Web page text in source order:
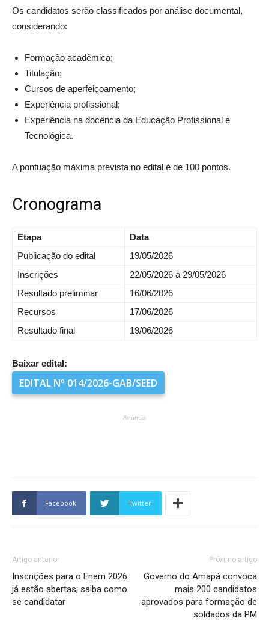
Os candidatos serão classificados por análise documental,
considerando:
Formação acadêmica;
Titulação;
Cursos de aperfeiçoamento;
Experiência profissional;
Experiência na docência da Educação Profissional e
Tecnológica.
A pontuação máxima prevista no edital é de 100 pontos.
Cronograma
Etapa
Data
Publicação do edital
19/05/2026
Inscrições
22/05/2026 a 29/05/2026
Resultado preliminar
16/06/2026
Recursos
17/06/2026
Resultado final
19/06/2026
Baixar edital:
EDITAL Nº 014/2026-GAB/SEED
Anúncio
Facebook Twitter
Artigo anterior
Inscrições para o Enem 2026
já estão abertas; saiba como
se candidatar
Próximo artigo
Governo do Amapá convoca
mais 200 candidatos
aprovados para formação de
soldados da PM